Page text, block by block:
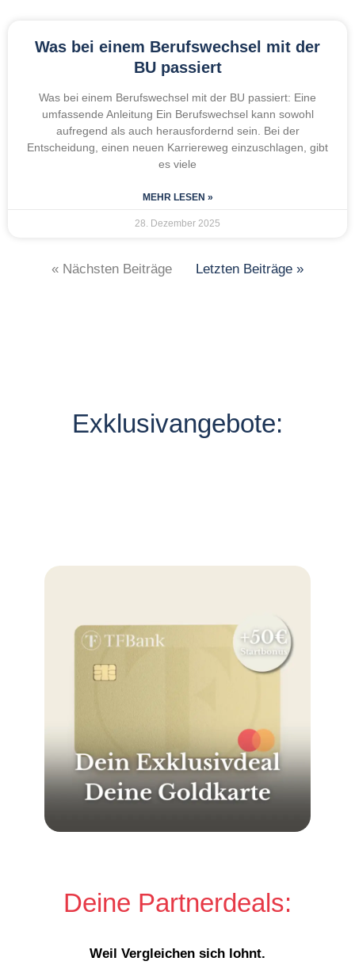
Was bei einem Berufswechsel mit der
BU passiert
Was bei einem Berufswechsel mit der BU passiert: Eine
umfassende Anleitung Ein Berufswechsel kann sowohl
aufregend als auch herausfordernd sein. Bei der
Entscheidung, einen neuen Karriereweg einzuschlagen, gibt
es viele
MEHR LESEN »
28. Dezember 2025
« Nächsten Beiträge Letzten Beiträge »
Exklusivangebote:
Deine Partnerdeals:
Weil Vergleichen sich lohnt.